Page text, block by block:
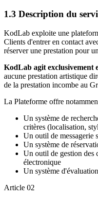
1.3 Description du
KodLab exploite une
Clients d'entrer en contact
réserver une prestation pour
KodLab agit exclusivement
aucune prestation artistique
de la prestation incombe au
La Plateforme offre
Un système de
critères (localisation,
Un outil de messagerie
Un système de
Un outil de gestion des
électronique
Un système
Article 02